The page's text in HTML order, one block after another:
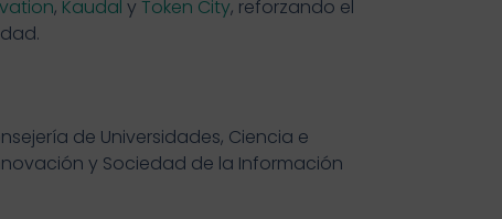
, Kaudal y Token City, reforzando el
de Universidades, Ciencia e
y Sociedad de la Información